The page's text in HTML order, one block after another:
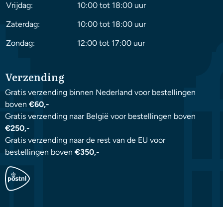
Vrijdag:
10:00 tot 18:00 uur
Zaterdag:
10:00 tot 18:00 uur
Zondag:
12:00 tot 17:00 uur
Verzending
Gratis verzending binnen Nederland voor bestellingen
boven €60,-
Gratis verzending naar België voor bestellingen boven
€250,-
Gratis verzending naar de rest van de EU voor
bestellingen boven €350,-